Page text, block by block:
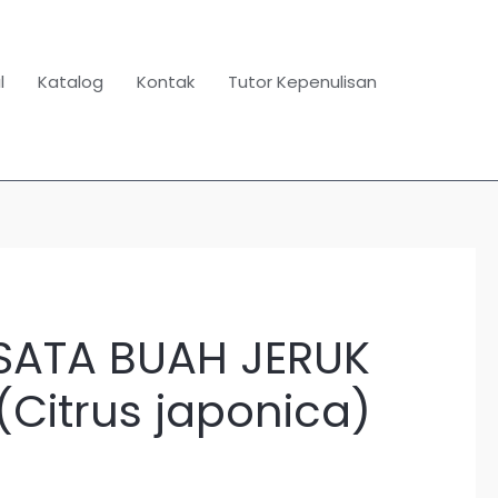
Katalog Kontak Tutor Kepenulisan
BUAH JERUK
japonica)